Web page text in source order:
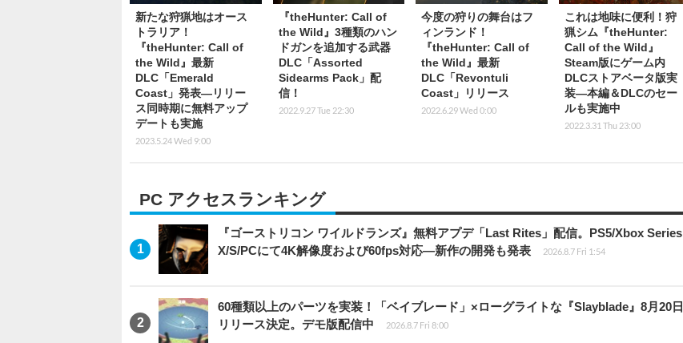
新たな狩猟地はオース
トラリア！
『theHunter: Call of
the Wild』最新
DLC「Emerald
Coast」発表―リリー
ス同時期に無料アップ
デートも実施
2023.5.24 Wed 9:00
『theHunter: Call of
the Wild』3種類のハン
ドガンを追加する武器
DLC「Assorted
Sidearms Pack」配
信！
2022.9.27 Tue 22:30
今度の狩りの舞台はフ
ィンランド！
『theHunter: Call of
the Wild』最新
DLC「Revontuli
Coast」リリース
2022.6.29 Wed 0:00
これは地味に便利！狩
猟シム『theHunter:
Call of the Wild』
Steam版にゲーム内
DLCストアベータ版実
装―本編＆DLCのセー
ルも実施中
2022.3.31 Thu 23:00
PC アクセスランキング
『ゴーストリコン ワイルドランズ』無料アプデ「Last Rites」配信。PS5/Xbox Series
X/S/PCにて4K解像度および60fps対応―新作の開発も発表
2026.8.7 Fri 1:54
60種類以上のパーツを実装！「ベイブレード」×ローグライトな『Slayblade』8月20日
リリース決定。デモ版配信中
2026.8.7 Fri 8:00